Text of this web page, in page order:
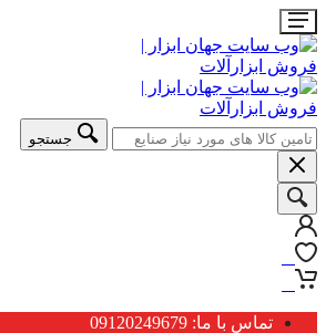
جستجو
تماس با ما: 09120249679